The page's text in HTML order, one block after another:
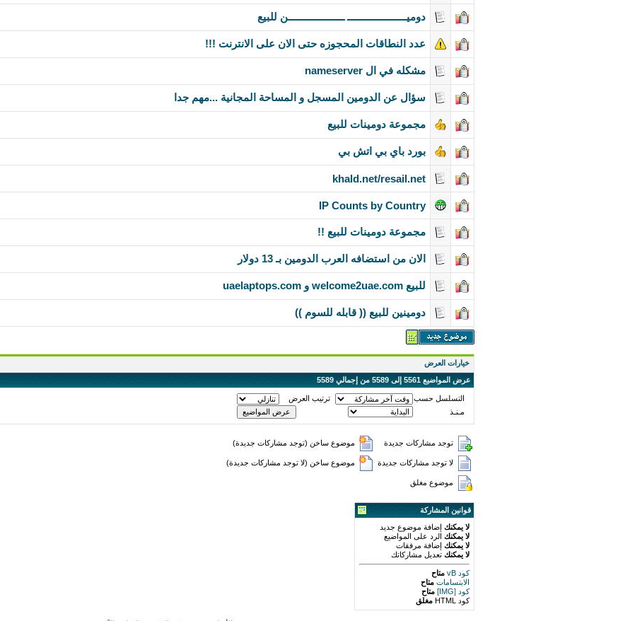
دوميـــــــــــــــــــــ ــــــــــــــــــــن للبيع
عدد النطاقات المحجوزه حتى الان على الانترنت !!!
مشكله في ال nameserver
سؤال عن الدومين المسجل و المساحة المجانية ...مهم جدا
مجموعة دومينات للبيع
بورد باي بي اتش بي
khald.net/resail.net
IP Counts by Country
مجموعة دومينات للبيع !!
الان من استضافه العرب الدومين بـ 13 دولار
للبيع welcome2uae.com و uaelaptops.com
دومينين للبيع (( قابله للسوم ))
خيارات العرض
عرض المواضيع 5561 إلى 5589 من إجمالي 5589
التسلسل حسب
ترتيب العرض
مـنـذ
توجد مشاركات جديدة موضوع ساخن (توجد مشاركات جديدة)
لا توجد مشاركات جديدة موضوع ساخن (لا توجد مشاركات جديدة)
موضوع مغلق
قوانين المشاركة
لا يمكنك إضافة موضوع جديد
لا يمكنك الرد على المواضيع
لا يمكنك إضافة مرفقات
لا يمكنك تعديل مشاركاتك
كود vB
متاح
الابتسامات متاح
كود [IMG]
متاح
كود HTML
مغلق